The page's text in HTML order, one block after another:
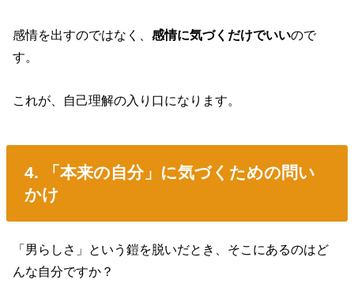
感情を出すのではなく、感情に気づくだけでいいので
す。
これが、自己理解の入り口になります。
4. 「本来の自分」に気づくための問い
かけ
「男らしさ」という鎧を脱いだとき、そこにあるのはど
んな自分ですか？